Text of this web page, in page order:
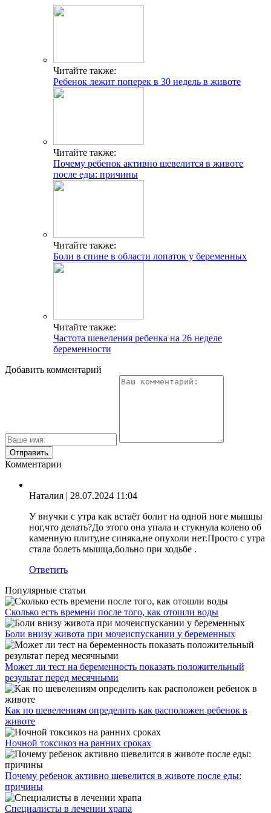
Читайте также:
Ребенок лежит поперек в 30 недель в животе
Читайте также:
Почему ребенок активно шевелится в животе
после еды: причины
Читайте также:
Боли в спине в области лопаток у беременных
Читайте также:
Частота шевеления ребенка на 26 неделе
беременности
Добавить комментарий
Комментарии
Наталия | 28.07.2024 11:04
У внучки с утра как встаёт болит на одной ноге мышцы
ног,что делать?До этого она упала и стукнула колено об
каменную плиту,не синяка,не опухоли нет.Просто с утра
стала болеть мышца,больно при ходьбе .
Ответить
Популярные статьи
Сколько есть времени после того, как отошли воды
Боли внизу живота при мочеиспускании у беременных
Может ли тест на беременность показать положительный
результат перед месячными
Как по шевелениям определить как расположен ребенок в
животе
Ночной токсикоз на ранних сроках
Почему ребенок активно шевелится в животе после еды:
причины
Специалисты в лечении храпа